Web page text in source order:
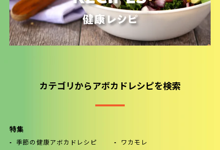
カテゴリからアボカドレシピを検索
特集
季節の健康アボカドレシピ ワカモレ